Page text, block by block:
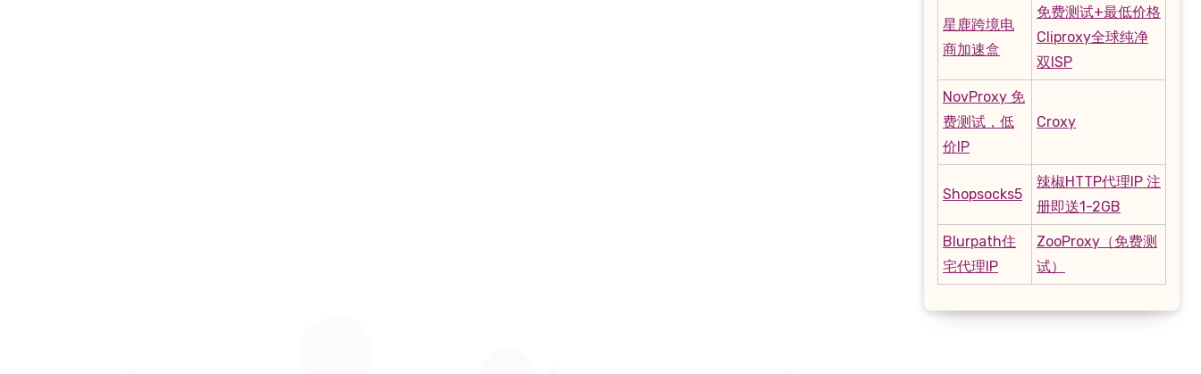
星鹿跨境电
商加速盒
免费测试+最低价格
Cliproxy全球纯净
双ISP
NovProxy 免
费测试，低
价IP
Croxy
Shopsocks5
辣椒HTTP代理IP 注
册即送1-2GB
Blurpath住
宅代理IP
ZooProxy（免费测
试）